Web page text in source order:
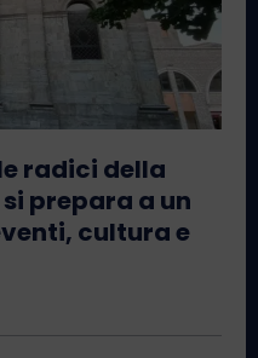
radici della
prepara a un
cultura e